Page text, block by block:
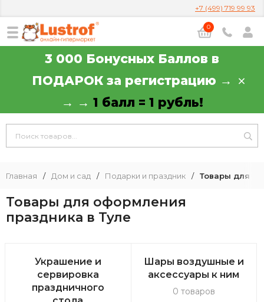
+7 (499) 719 99 93
0
3 000 Бонусных Баллов в
ПОДАРОК за регистрацию →
→ → 1 балл = 1 рубль!
Главная / Дом и сад / Подарки и праздник / Товары для
Товары для оформления
праздника в Туле
Украшение и
сервировка
праздничного
Шары воздушные и
аксессуары к ним
0 товаров